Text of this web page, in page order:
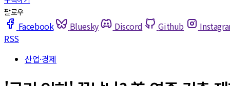
Facebook Bluesky Discord Github
RSS
산업·경제